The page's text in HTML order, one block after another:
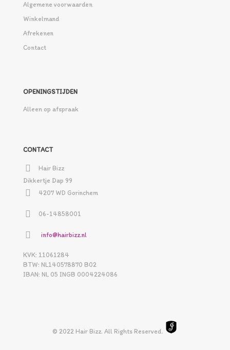
Algemene voorwaarden
Winkelmand
Afrekenen
Contact
OPENINGSTIJDEN
Alleen op afspraak
CONTACT
Hair Bizz
Dikkertje Dap 99
4207 WD Gorinchem
06-14858001
info@hairbizz.nl
KVK: 11061284
BTW: NL140578870 B02
IBAN: NL 05 INGB 0004224086
© 2022 Hair Bizz. All Rights Reserved.